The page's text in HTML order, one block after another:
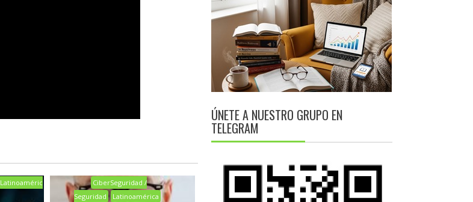
Latinoaméric
CiberSeguridad /
Seguridad
Latinoamérica
ÚNETE A NUESTRO GRUPO EN
TELEGRAM